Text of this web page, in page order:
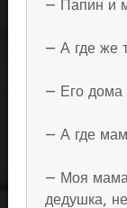
— Папин и
— А где же
— Его дома
— А где
— Моя мама
дедушка,